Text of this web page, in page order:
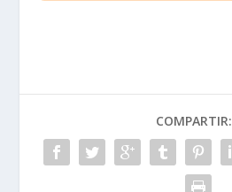
COMPARTIR: